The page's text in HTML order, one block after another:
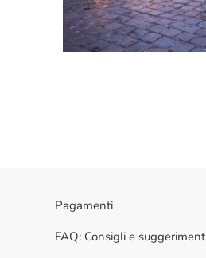
Pagamenti
FAQ: Consigli e